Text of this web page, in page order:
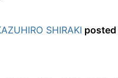
SHIRAKI posted